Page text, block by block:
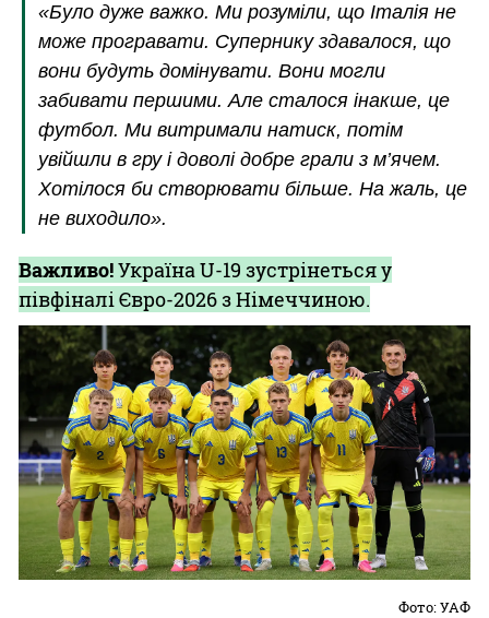
«Було дуже важко. Ми розуміли, що Італія не
може програвати. Супернику здавалося, що
вони будуть домінувати. Вони могли
забивати першими. Але сталося інакше, це
футбол. Ми витримали натиск, потім
увійшли в гру і доволі добре грали з м’ячем.
Хотілося би створювати більше. На жаль, це
не виходило».
Важливо!Україна U-19 зустрінеться у
півфіналі Євро-2026 з Німеччиною.
Фото: УАФ